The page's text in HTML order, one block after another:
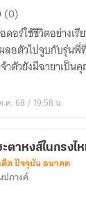
(0)
ดอร์ใช้ชีวิตอย่างเ
ผลอตัวไปจูบกับรุ่น
าตัวยังมีฉายาเป็น
ค. 68 / 19:58 น.
ะตาหงส์ในกรงไ
ต ปัจจุบัน อนาคต
ภางค์